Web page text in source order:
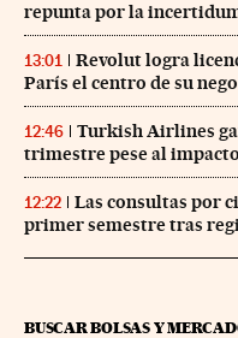
repunta por la
13:01
Revolut logra
París el centro de su
12:46
Turkish Airlines
trimestre pese al
12:22
Las consultas por
primer semestre tras
BUSCAR BOLSAS Y